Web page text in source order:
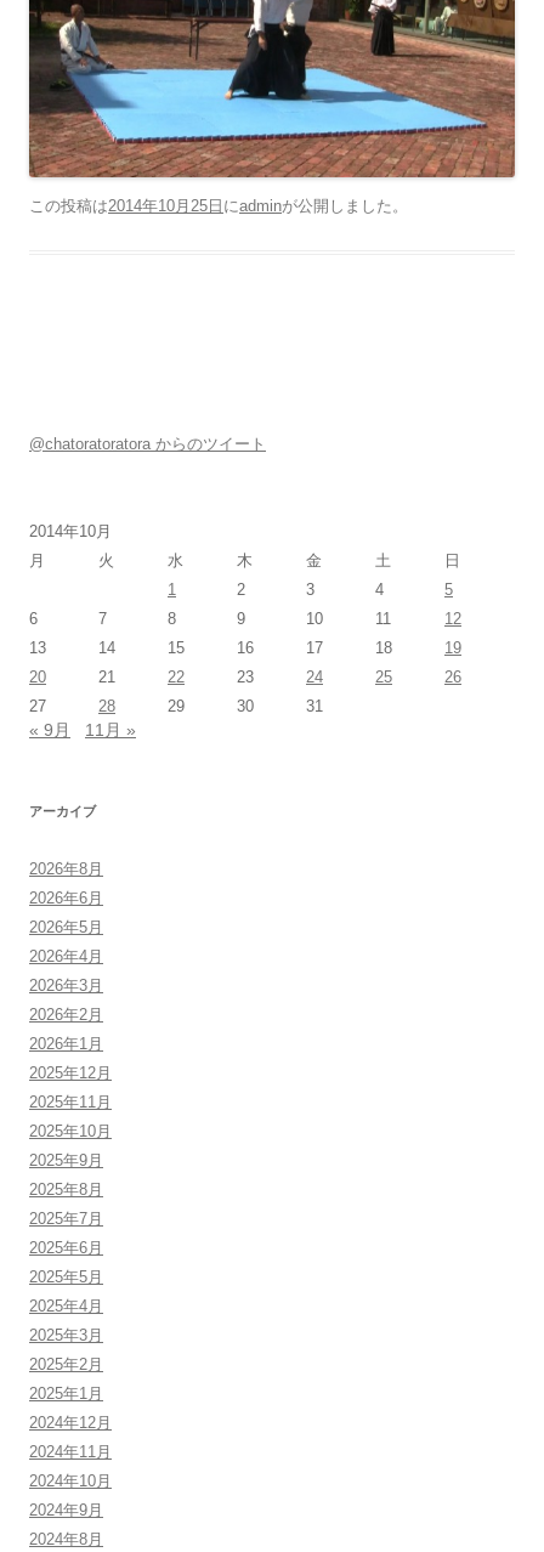
この投稿は2014年10月25日 にadminが公開しました 。
@chatoratoratora からのツイート
2014年10月
月
火 水 木 金 土
日
1
2 3 4
5
6
7 8 9 10 11
12
13
14 15 16 17 18
19
20
21 22 23 24 25
26
27
28 29 30 31
« 9月 11月 »
アーカイブ
2026年8月
2026年6月
2026年5月
2026年4月
2026年3月
2026年2月
2026年1月
2025年12月
2025年11月
2025年10月
2025年9月
2025年8月
2025年7月
2025年6月
2025年5月
2025年4月
2025年3月
2025年2月
2025年1月
2024年12月
2024年11月
2024年10月
2024年9月
2024年8月